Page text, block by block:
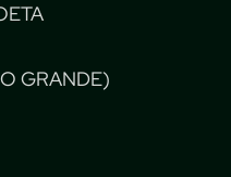
GRANDE)